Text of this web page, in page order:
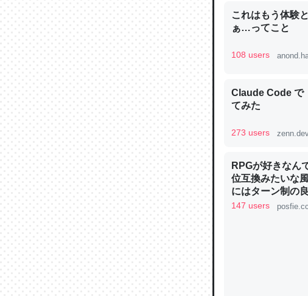
は」とあって面
チンを強化してる
─ニュース :: 【研究
これを元に考え
─ニュース :: 【研究
ウチもEchoを
中。あと、
─たまにLINEする
これはもう体験
ぁ…ってこと
108 users
Claude Code で
てみた
273 users
RPGが好きなん
位互換みたいな
にはターン制の
り考えられたり
147 users